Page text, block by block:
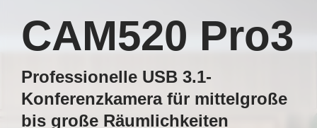
CAM520 Pro3
Professionelle USB 3.1-
Konferenzkamera für mittelgroße
bis große Räumlichkeiten